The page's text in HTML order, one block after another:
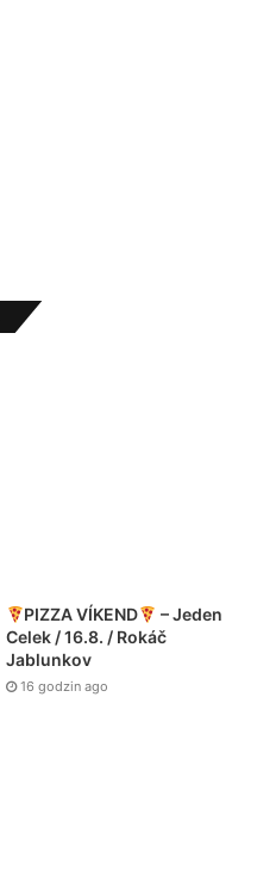
PIZZA VÍKEND
– Jeden
Celek / 16.8. / Rokáč
Jablunkov
16 godzin ago